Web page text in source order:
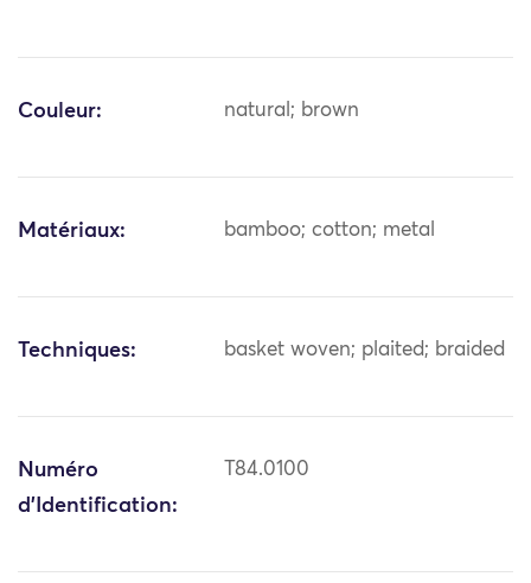
Couleur: natural; brown
Matériaux: bamboo; cotton; metal
Techniques: basket woven; plaited; braided
Numéro
d'Identification:
T84.0100